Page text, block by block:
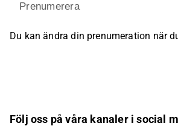
Prenumerera
Du kan ändra din prenumeration när
Följ oss på våra kanaler i social